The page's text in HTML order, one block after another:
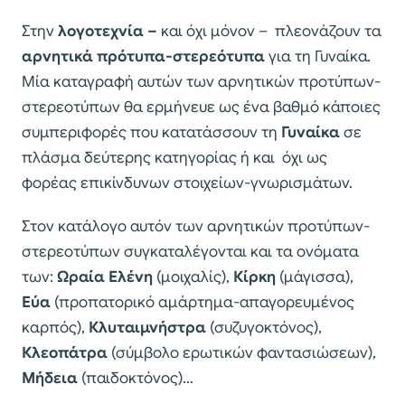
Στηνλογοτεχνία – και όχι μόνον – πλεονάζουν τα
αρνητικά πρότυπα-στερεότυπαγια τη Γυναίκα.
Μία καταγραφή αυτών των αρνητικών προτύπων-
στερεοτύπων θα ερμήνευε ως ένα βαθμό κάποιες
συμπεριφορές που κατατάσσουν τη Γυναίκασε
πλάσμα δεύτερης κατηγορίας ή και όχι ως
φορέας επικίνδυνων στοιχείων-γνωρισμάτων.
Στον κατάλογο αυτόν των αρνητικών προτύπων-
στερεοτύπων συγκαταλέγονται και τα ονόματα
των: Ωραία Ελένη (μοιχαλίς), Κίρκη (μάγισσα),
Εύα (προπατορικό αμάρτημα-απαγορευμένος
καρπός), Κλυταιμνήστρα (συζυγοκτόνος),
Κλεοπάτρα (σύμβολο ερωτικών φαντασιώσεων),
Μήδεια (παιδοκτόνος)…